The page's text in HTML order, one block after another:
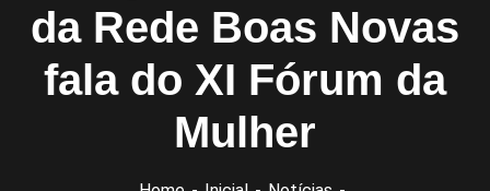
da Rede Boas Novas
fala do XI Fórum da
Mulher